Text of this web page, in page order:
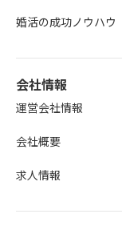
婚活の成功ノウハウ
会社情報
運営会社情報
会社概要
求人情報